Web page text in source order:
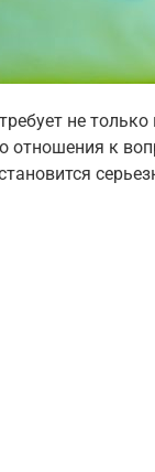
не
отношения к